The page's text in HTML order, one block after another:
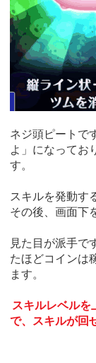
ネジ頭ピートで
よ」になってお
す。
スキルを発動す
その後、画面下
見た目が派手で
たほどコインは
ます。
スキルレベルを
で、スキルが回